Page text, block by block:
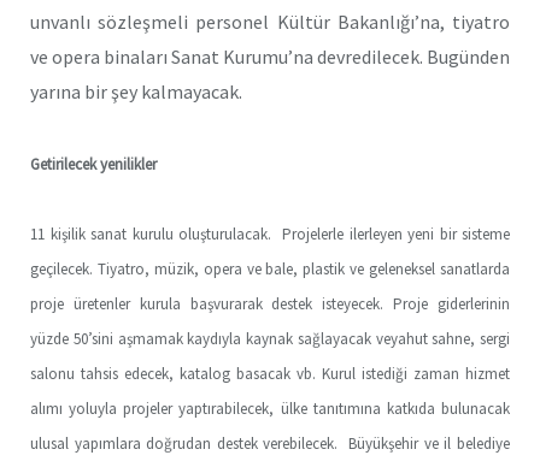
unvanlı sözleşmeli personel Kültür Bakanlığı’na, tiyatro
ve opera binaları Sanat Kurumu’na devredilecek. Bugünden
yarına bir şey kalmayacak.
Getirilecek yenilikler
11 kişilik sanat kurulu oluşturulacak. Projelerle ilerleyen yeni bir sisteme
geçilecek. Tiyatro, müzik, opera ve bale, plastik ve geleneksel sanatlarda
proje üretenler kurula başvurarak destek isteyecek. Proje giderlerinin
yüzde 50’sini aşmamak kaydıyla kaynak sağlayacak veyahut sahne, sergi
salonu tahsis edecek, katalog basacak vb. Kurul istediği zaman hizmet
alımı yoluyla projeler yaptırabilecek, ülke tanıtımına katkıda bulunacak
ulusal yapımlara doğrudan destek verebilecek. Büyükşehir ve il belediye